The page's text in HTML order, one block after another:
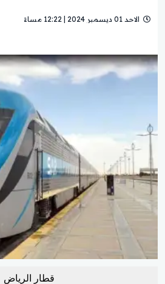
الاحد 01 ديسمبر 2024 | 12:22 مساءً
قطار الرياض